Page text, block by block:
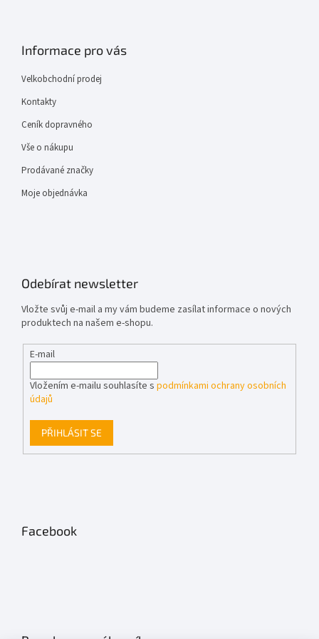
Informace pro vás
Velkobchodní prodej
Kontakty
Ceník dopravného
Vše o nákupu
Prodávané značky
Moje objednávka
Odebírat newsletter
Vložte svůj e-mail a my vám budeme zasílat informace o nových
produktech na našem e-shopu.
E-mail
Vložením e-mailu souhlasíte s podmínkami ochrany osobních
údajů
PŘIHLÁSIT SE
Facebook